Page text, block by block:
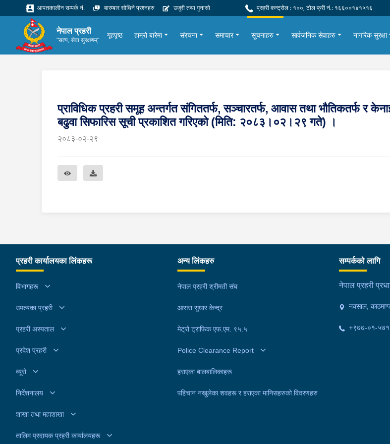
आपतकालीन सम्पर्क नं. बारम्बार सोधिने प्रश्नहरु उजुरी तथा गुनासो प्रहरी कन्ट्रोल : १००, टोल फ्री नं.: १६६००१४१५१६
नेपाल प्रहरी
"सत्य, सेवा सुरक्षणम्"
गृहपृष्ठ हाम्रो बारेमा संरचना समाचार सूचनाहरु सार्वजनिक सेवाहरु नागरिक सुरक्षा
प्राविधिक प्रहरी समूह अन्तर्गत संगिततर्फ, सञ्चारतर्फ, आवास तथा भौतिकतर्फ र
बढुवा सिफारिस सूची प्रकाशित गरिएको (मिति: २०८३।०२।२९ गते) ।
२०८३-०२-२९
प्रहरी कार्यालयका लिंकहरू
विभागहरू
उपत्यका प्रहरी
प्रहरी अस्पताल
प्रदेश प्रहरी
व्यूरो
निर्देशनालय
शाखा तथा महाशाखा
तालिम प्रदायक प्रहरी कार्यालयहरू
अन्य लिंकहरु
नेपाल प्रहरी श्रीमती संघ
आसरा सुधार केन्द्र
मेट्रो ट्राफिक एफ.एम. ९५.५
Police Clearance Report
हराएका बालबालिकाहरू
पहिचान नखुलेका शवहरू र हराएका मानिसहरुको विवरणहरु
सम्पर्कको लागि
नेपाल प्रहरी
नक्साल,
+९७७-०१-